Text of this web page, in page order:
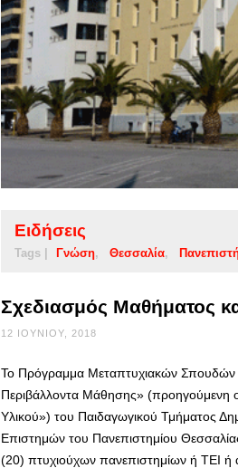
Ειδήσεις
Tags | Γνώση Θεσσαλία
Σχεδιασμός Μαθήματος
12 ΙΟΥΝΊΟΥ, 2018
Το Πρόγραμμα Μεταπτυχιακών Σπουδών
Περιβάλλοντα Μάθησης» (προηγούμενη
Υλικού») του Παιδαγωγικού Τμήματος
Επιστημών του Πανεπιστημίου
(20) πτυχιούχων πανεπιστημίων ή ΤΕΙ ή